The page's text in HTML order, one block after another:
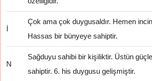
İ
Çok ama çok duygusaldır. Hemen
Hassas bir bünyeye sahiptir.
N
Sağduyu sahibi bir kişiliktir. Üstün
sahiptir. 6. his duygusu gelişmiştir.